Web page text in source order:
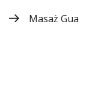
Masaż Gua